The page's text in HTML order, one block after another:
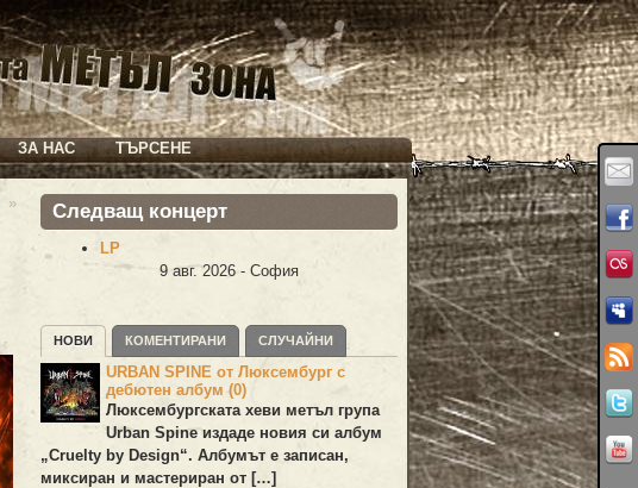
ЗА НАС ТЪРСЕНЕ
» Следващ концерт
LP
9 авг. 2026 - София
НОВИ КОМЕНТИРАНИ СЛУЧАЙНИ
URBAN SPINE от Люксембург с
дебютен албум (0)
Люксембургската хеви метъл група
Urban Spineиздаде новия си албум
„Cruelty by Design“. Албумът е записан,
миксиран и мастериран от […]